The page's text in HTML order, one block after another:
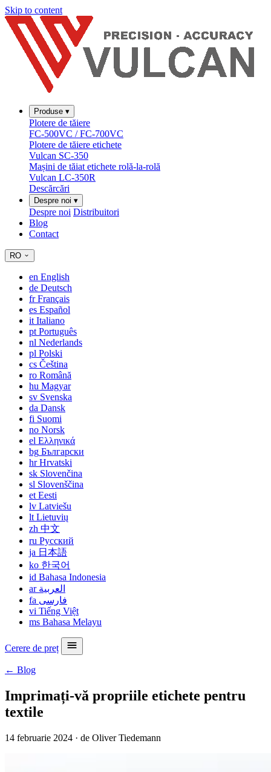
Skip to content
Produse ▾
Plotere de tăiere
FC-500VC / FC-700VC
Plotere de tăiere etichete
Vulcan SC-350
Mașini de tăiat etichete rolă-la-rolă
Vulcan LC-350R
Descărcări
Despre noi ▾
Despre noi Distribuitori
Blog
Contact
RO
en English
de Deutsch
frFrançais
es Español
it Italiano
pt Português
nl Nederlands
pl Polski
cs Čeština
ro Română
hu Magyar
sv Svenska
da Dansk
fi Suomi
no Norsk
el Ελληνικά
bg Български
hrHrvatski
sk Slovenčina
sl Slovenščina
et Eesti
lv Latviešu
lt Lietuvių
zh 中文
ru Русский
ja 日本語
ko 한국어
id Bahasa Indonesia
ar العربية
fa فارسی
vi Tiếng Việt
ms Bahasa Melayu
Cerere de preț
← Blog
Imprimați-vă propriile etichete pentru
textile
14 februarie 2024 · de Oliver Tiedemann